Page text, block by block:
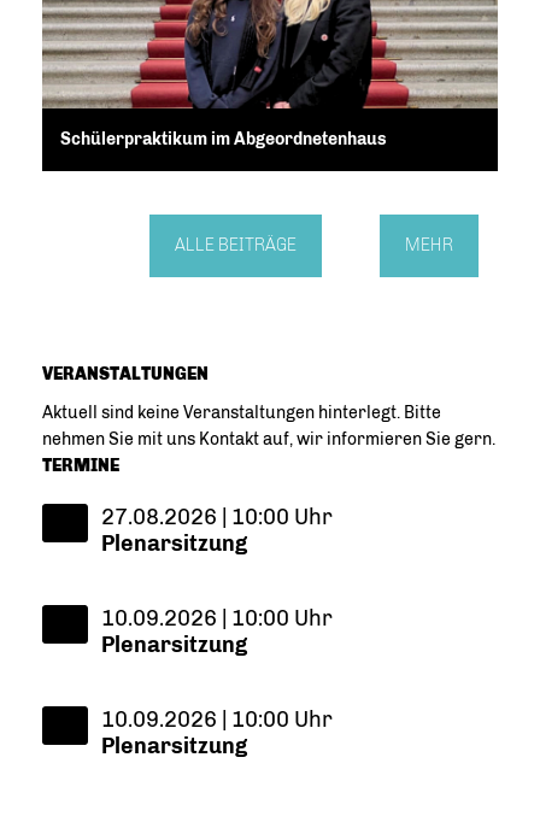
Schülerpraktikum im Abgeordnetenhaus
ALLE BEITRÄGE MEHR
VERANSTALTUNGEN
Aktuell sind keine Veranstaltungen hinterlegt. Bitte
nehmen Sie mit uns Kontakt auf, wir informieren Sie gern.
TERMINE
27.08.2026 | 10:00 Uhr
Plenarsitzung
10.09.2026 | 10:00 Uhr
Plenarsitzung
10.09.2026 | 10:00 Uhr
Plenarsitzung